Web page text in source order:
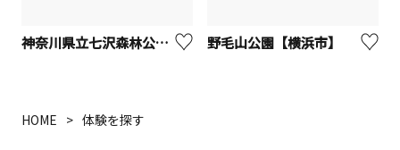
神奈川県立七沢森林公園【厚木市】 野毛山公園【横浜市】
HOME 体験を探す